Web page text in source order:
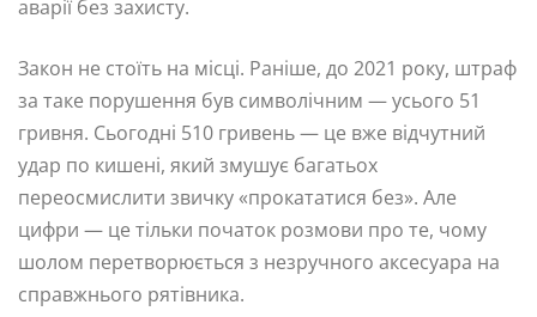
аварії без захисту.
Закон не стоїть на місці. Раніше, до 2021 року, штраф
за таке порушення був символічним — усього 51
гривня. Сьогодні 510 гривень — це вже відчутний
удар по кишені, який змушує багатьох
переосмислити звичку «прокататися без». Але
цифри — це тільки початок розмови про те, чому
шолом перетворюється з незручного аксесуара на
справжнього рятівника.